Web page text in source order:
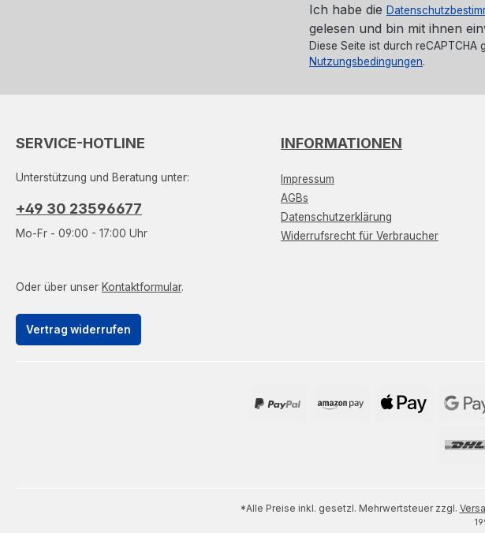
Ich habe die
gelesen und bin mit ihnen
Diese Seite ist durch reCAPTCHA
Nutzungsbedingungen.
SERVICE-HOTLINE
Unterstützung und Beratung unter:
+49 30 23596677
Mo-Fr - 09:00 - 17:00 Uhr
Oder über unser Kontaktformular.
Vertrag widerrufen
INFORMATIONEN
Impressum
AGBs
Datenschutzerklärung
Widerrufsrecht für Verbraucher
*Alle Preise inkl. gesetzl. Mehrwertsteuer zzgl.